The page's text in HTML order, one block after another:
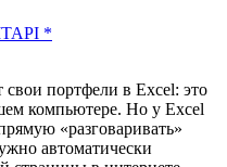
API *
портфели в Excel: это
компьютере. Но у Excel
«разговаривать»
автоматически